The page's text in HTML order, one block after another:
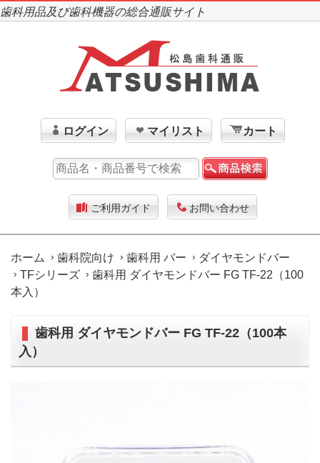
歯科用品及び歯科機器の総合通販サイト
ログイン マイリスト カート
ご利用ガイド お問い合わせ
ホーム 歯科院向け 歯科用 バー
ダイヤモンドバー
TFシリーズ
歯科用 ダイヤモンドバー FG TF-22（100
本入）
歯科用 ダイヤモンドバー FG TF-22（100本
入）